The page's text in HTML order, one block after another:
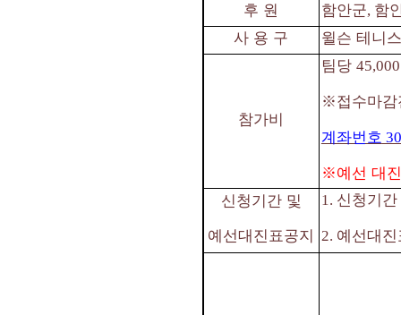
후 원
함안군, 함
사 용 구
윌슨 테니
참가비
팀당 45,000
※접수마
계좌번호
※예선 대
신청기간 및
예선대진표공지
1. 신청기간
2. 예선대